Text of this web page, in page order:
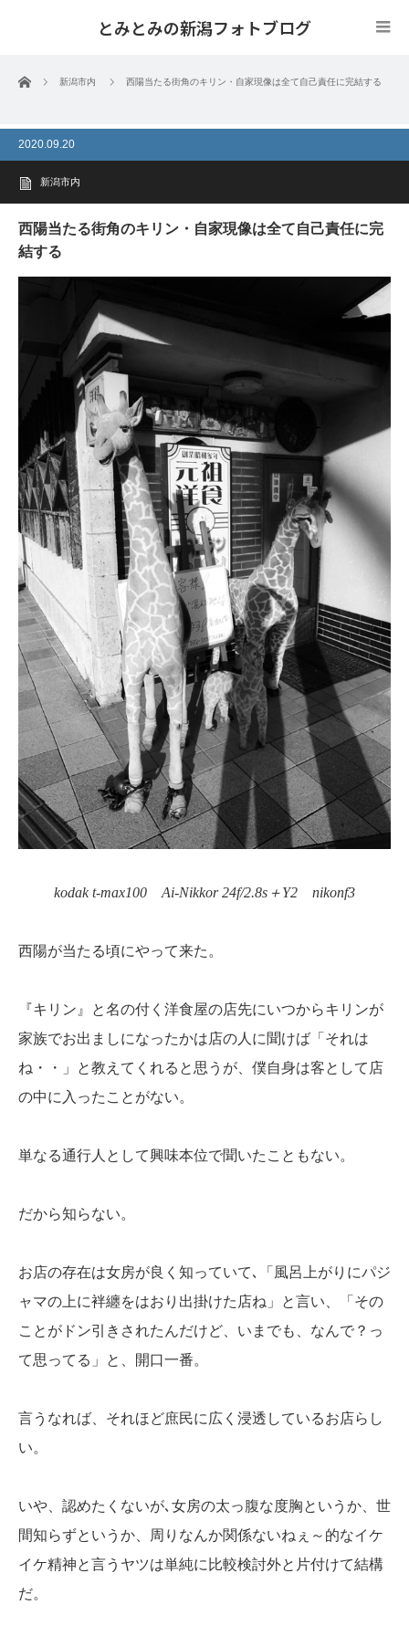
とみとみの新潟フォトブログ
ホーム 新潟市内 西陽当たる街角のキリン・自家現像は全て自己責任に完結する
2020.09.20
新潟市内
西陽当たる街角のキリン・自家現像は全て自己責任に完
結する
kodak t-max100 Ai-Nikkor 24f/2.8s＋Y2 nikonf3
西陽が当たる頃にやって来た。
『キリン』と名の付く洋食屋の店先にいつからキリンが
家族でお出ましになったかは店の人に聞けば「それは
ね・・」と教えてくれると思うが、僕自身は客として店
の中に入ったことがない。
単なる通行人として興味本位で聞いたこともない。
だから知らない。
お店の存在は女房が良く知っていて､「風呂上がりにパジ
ャマの上に袢纏をはおり出掛けた店ね」と言い、「その
ことがドン引きされたんだけど、いまでも、なんで？っ
て思ってる」と、開口一番。
言うなれば、それほど庶民に広く浸透しているお店らし
い。
いや、認めたくないが､女房の太っ腹な度胸というか、世
間知らずというか、周りなんか関係ないねぇ～的なイケ
イケ精神と言うヤツは単純に比較検討外と片付けて結構
だ。